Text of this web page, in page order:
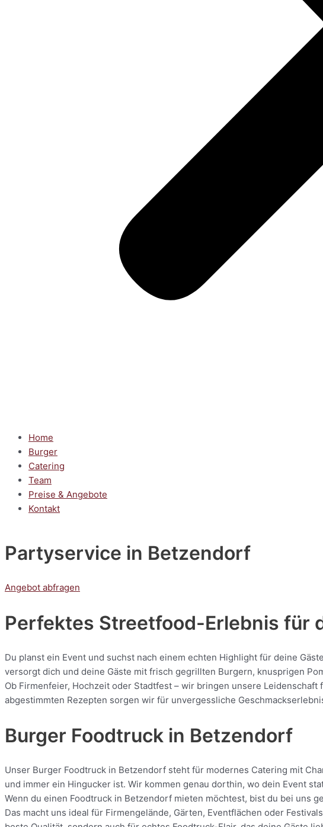
Home
Burger
Catering
Team
Preise & Angebote
Kontakt
Partyservice in Betzendorf
Angebot abfragen
Perfektes Streetfood-Erlebnis für
Du planst ein Event und suchst nach einem echten Highlight für deine
versorgt dich und deine Gäste mit frisch gegrillten Burgern, knusprigen
Ob Firmenfeier, Hochzeit oder Stadtfest – wir bringen unsere
abgestimmten Rezepten sorgen wir für unvergessliche
Burger Foodtruck in Betzendorf
Unser Burger Foodtruck in Betzendorf steht für modernes Catering mit
und immer ein Hingucker ist. Wir kommen genau dorthin, wo dein Event
Wenn du einen Foodtruck in Betzendorf mieten möchtest, bist du bei uns
Das macht uns ideal für Firmengelände, Gärten, Eventflächen oder